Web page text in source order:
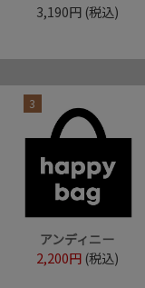
3,190円 (税込)
3
アンディニー
2,200円 (税込)